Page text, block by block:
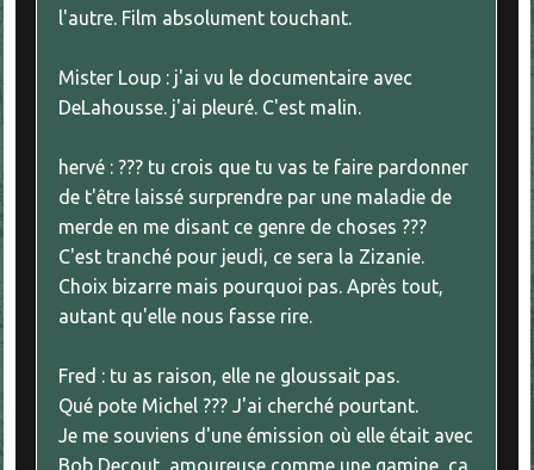
l'autre. Film absolument touchant.
Mister Loup : j'ai vu le documentaire avec
DeLahousse. j'ai pleuré. C'est malin.
hervé : ??? tu crois que tu vas te faire pardonner
de t'être laissé surprendre par une maladie de
merde en me disant ce genre de choses ???
C'est tranché pour jeudi, ce sera la Zizanie.
Choix bizarre mais pourquoi pas. Après tout,
autant qu'elle nous fasse rire.
Fred : tu as raison, elle ne gloussait pas.
Qué pote Michel ??? J'ai cherché pourtant.
Je me souviens d'une émission où elle était avec
Bob Decout, amoureuse comme une gamine, ça